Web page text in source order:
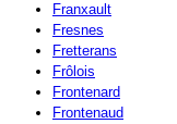
Franxault
Fresnes
Fretterans
Frôlois
Frontenard
Frontenaud